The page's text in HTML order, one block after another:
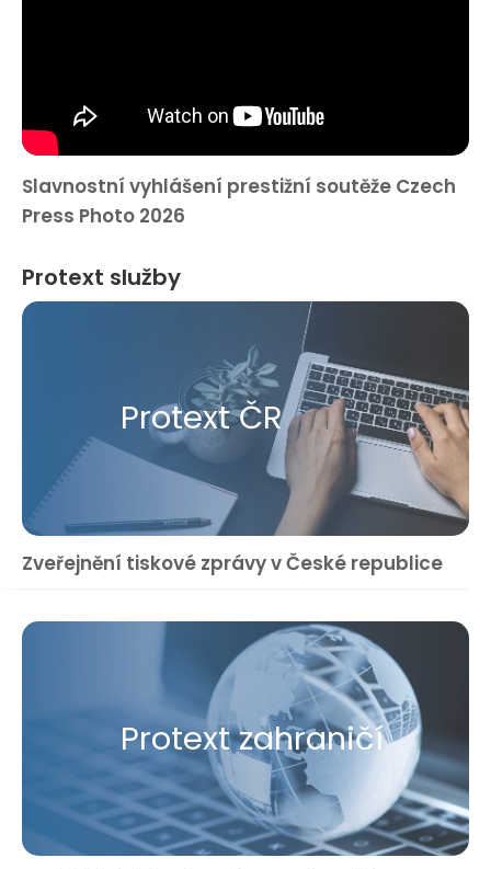
Slavnostní vyhlášení prestižní soutěže Czech
Press Photo 2026
Protext služby
Protext ČR
Zveřejnění tiskové zprávy v České republice
Protext zahraničí